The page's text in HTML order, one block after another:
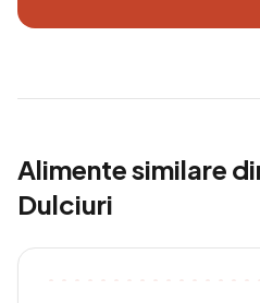
Alimente similare
Dulciuri